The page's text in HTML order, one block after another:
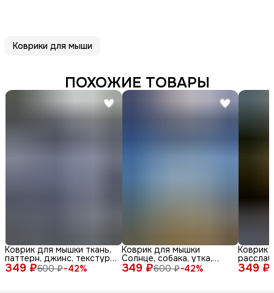
Коврики для мыши
ПОХОЖИЕ ТОВАРЫ
349 ₽600 ₽−42%
Коврик для мышки ткань,
паттерн, джинс, текстура,
синий, бел 349 ₽600 ₽−42%
Коврик для мышки
Солнце, собака, утка,
очки, море, доска, ле 349 ₽
Коврик